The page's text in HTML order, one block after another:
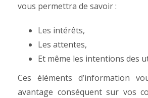
vous permettra de savoir :
Les intérêts,
Les attentes,
Et même les intentions des
Ces éléments d’information
avantage conséquent sur vos